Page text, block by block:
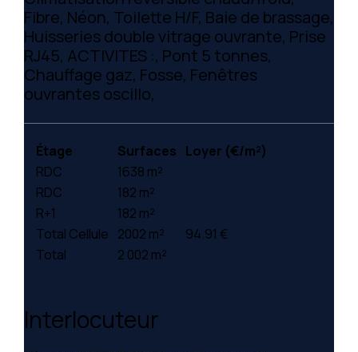
Fibre, Néon, Toilette H/F, Baie de brassage,
Huisseries double vitrage ouvrante, Prise
RJ45, ACTIVITES :, Pont 5 tonnes,
Chauffage gaz, Fosse, Fenêtres
ouvrantes oscillo,
Étage Surfaces Loyer (€/m²)
RDC
1638 m²
RDC
182 m²
R+1
182 m²
Total Cellule 2002 m²
94.91 €
Total
2 002 m²
Interlocuteur